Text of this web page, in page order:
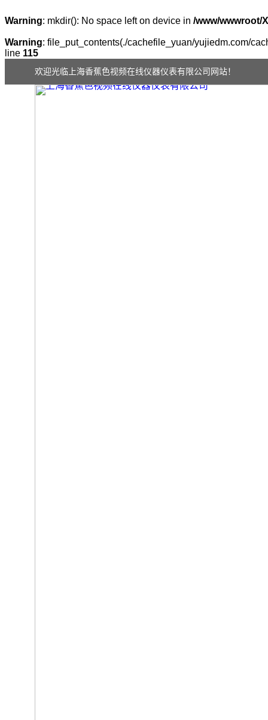
Warning: mkdir(): No space left on device in /www/wwwroot/
Warning: file_put_contents(./cachefile_yuan/yujiedm.com/
line 115
欢迎光临上海香蕉色视频在线仪器仪表有限公司网站！